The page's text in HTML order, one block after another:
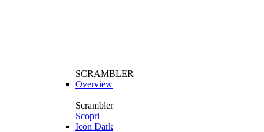
SCRAMBLER
Overview
Scrambler
Scopri
Icon Dark